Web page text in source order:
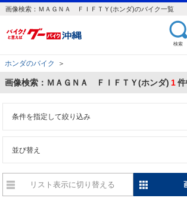
画像検索：ＭＡＧＮＡ ＦＩＦＴＹ(ホンダ)のバイク一覧
検索
ホンダのバイク ＞
画像検索：ＭＡＧＮＡ ＦＩＦＴＹ(ホンダ) 1
条件を指定して絞り込み
並び替え
リスト表示に切り替える